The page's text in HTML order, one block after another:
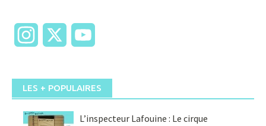
Instagram
LES + POPULAIRES
L’inspecteur Lafouine : Le cirque